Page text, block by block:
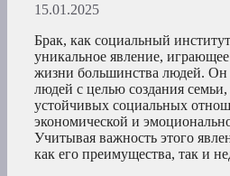
15.01.2025
Брак, как социальный
уникальное явление,
жизни большинства людей. Он
людей с целью создания
устойчивых социальных
экономической и
Учитывая важность этого
как его преимущества, так и